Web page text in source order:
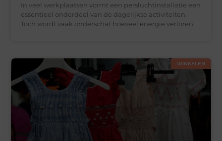
In veel werkplaatsen vormt een persluchtinstallatie een
essentieel onderdeel van de dagelijkse activiteiten.
Toch wordt vaak onderschat hoeveel energie verloren
WINKELEN